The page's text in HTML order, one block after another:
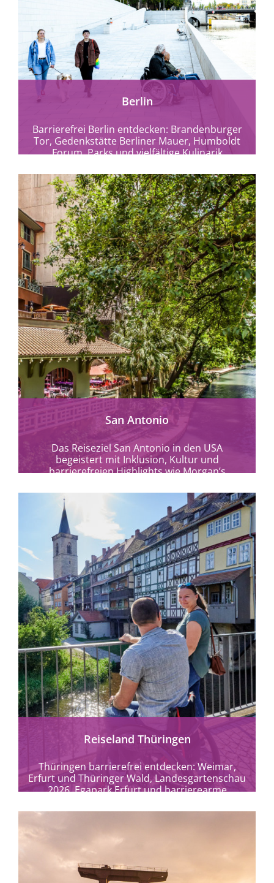
Berlin
Barrierefrei Berlin entdecken: Brandenburger
Tor, Gedenkstätte Berliner Mauer, Humboldt
Forum, Parks und vielfältige Kulinarik
mehr erfahren
San Antonio
Das Reiseziel San Antonio in den USA
begeistert mit Inklusion, Kultur und
barrierefreien Highlights wie Morgan’s
mehr erfahren
Reiseland Thüringen
Thüringen barrierefrei entdecken: Weimar,
Erfurt und Thüringer Wald, Landesgartenschau
2026, Egapark Erfurt und barrierearme